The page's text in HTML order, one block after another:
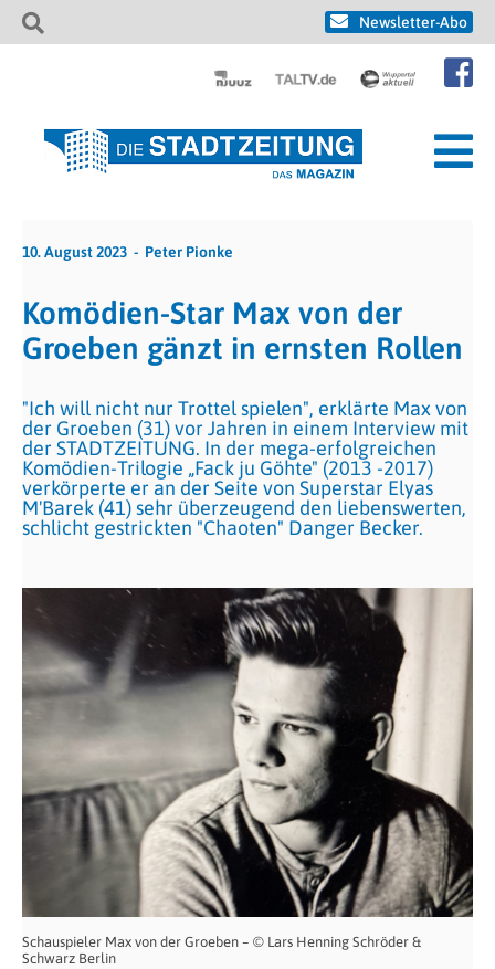
Newsletter-Abo
10. August 2023 Peter Pionke
Komödien-Star Max von der
Groeben gänzt in ernsten Rollen
"Ich will nicht nur Trottel spielen", erklärte Max von
der Groeben (31) vor Jahren in einem Interview mit
der STADTZEITUNG. In der mega-erfolgreichen
Komödien-Trilogie „Fack ju Göhte" (2013 -2017)
verkörperte er an der Seite von Superstar Elyas
M'Barek (41) sehr überzeugend den liebenswerten,
schlicht gestrickten "Chaoten" Danger Becker.
Schauspieler Max von der Groeben – © Lars Henning Schröder &
Schwarz Berlin